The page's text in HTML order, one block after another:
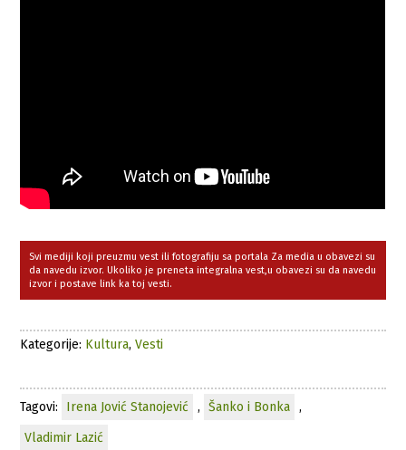
Svi mediji koji preuzmu vest ili fotografiju sa portala Za media u obavezi su
da navedu izvor. Ukoliko je preneta integralna vest,u obavezi su da navedu
izvor i postave link ka toj vesti.
Kategorije: Kultura,Vesti
Tagovi: Irena Jović Stanojević , Šanko i Bonka
,
Vladimir Lazić